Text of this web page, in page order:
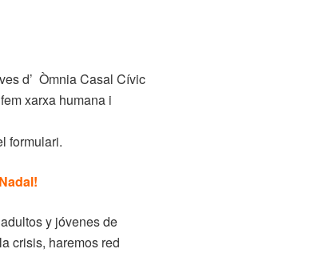
d’ Òmnia Casal Cívic
xarxa humana i
formulari.
!
y jóvenes de
crisis, haremos red